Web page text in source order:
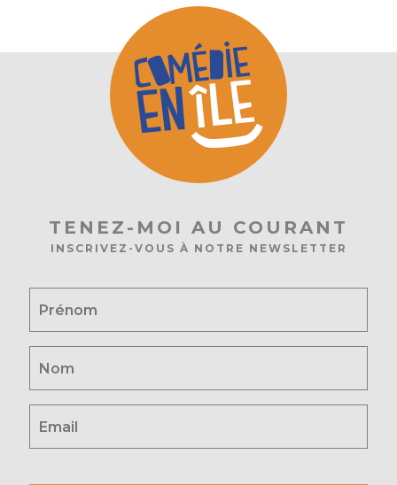
TENEZ-MOI AU COURANT
INSCRIVEZ-VOUS À NOTRE NEWSLETTER